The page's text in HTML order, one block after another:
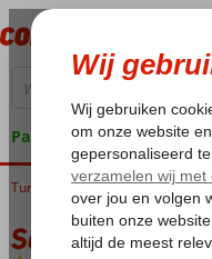
Pakketgarantie
Home
Turkije Turkse Riviera Alanya
Sette Serenity